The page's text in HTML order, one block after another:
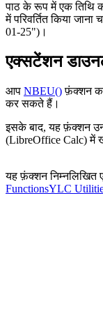
पाठ के रूप में एक तिथि
में परिवर्तित किया जाना
01-25") ।
एक्सटेंशन
आप NBEU()फ़ंक्शन
कर सकते हैं।
इसके बाद, यह फ़ंक्शन उन
(LibreOffice Calc) में
यह फ़ंक्शन निम्नलिखित
FunctionsYLC